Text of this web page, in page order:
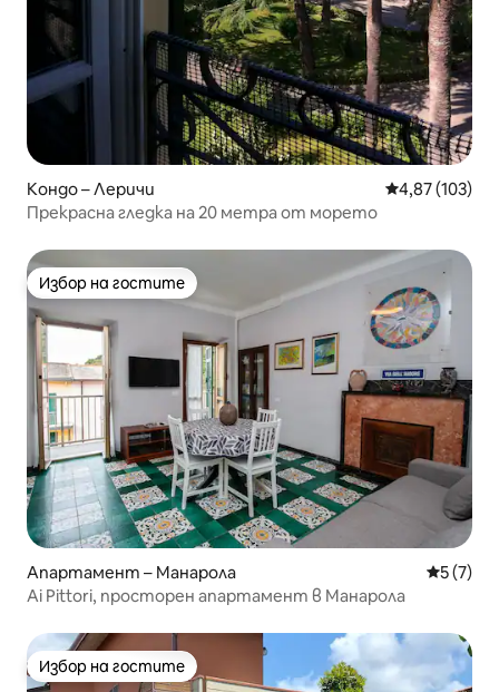
Кондо – Леричи Средна
4,87 (103)
Прекрасна гледка на 20 метра от морето
Избор на гостите
Избор на гостите
Апартамент – Манарола Средна
5 (7)
Ai Pittori, просторен апартамент в Манарола
Избор на гостите
Избор на гостите